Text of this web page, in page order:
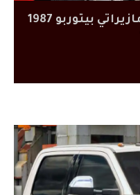
بسعر 5800 دولار، هل شراء مازيراتي بيتوربو 1987